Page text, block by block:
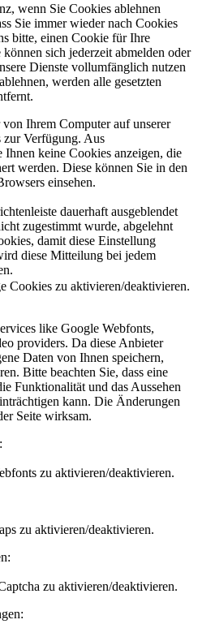
wenn Sie Cookies ablehnen
Sie immer wieder nach Cookies
bitte, einen Cookie für Ihre
sich jederzeit abmelden oder
Dienste vollumfänglich nutzen
werden alle gesetzten
Ihrem Computer auf unserer
zur Verfügung. Aus
keine Cookies anzeigen, die
werden. Diese können Sie in den
einsehen.
dauerhaft ausgeblendet
zugestimmt wurde, abgelehnt
damit diese Einstellung
diese Mitteilung bei jedem
Cookies zu aktivieren/deaktivieren.
like Google Webfonts,
providers. Da diese Anbieter
Daten von Ihnen speichern,
Bitte beachten Sie, dass eine
Funktionalität und das Aussehen
kann. Die Änderungen
Seite wirksam.
zu aktivieren/deaktivieren.
zu aktivieren/deaktivieren.
zu aktivieren/deaktivieren.